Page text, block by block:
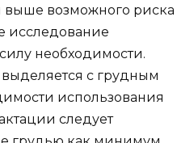
выше возможного риска
исследование
необходимости.
с грудным
использования
следует